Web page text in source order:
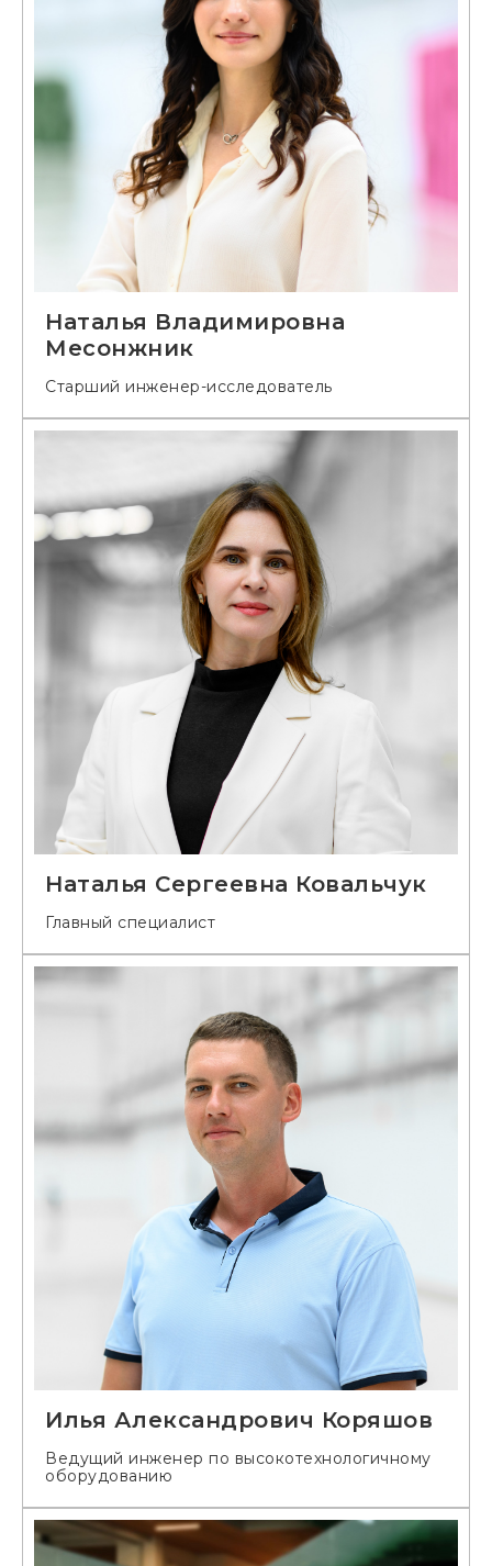
Наталья Владимировна
Месонжник
Старший инженер-исследователь
Наталья Сергеевна Ковальчук
Главный специалист
Илья Александрович Коряшов
Ведущий инженер по высокотехнологичному
оборудованию